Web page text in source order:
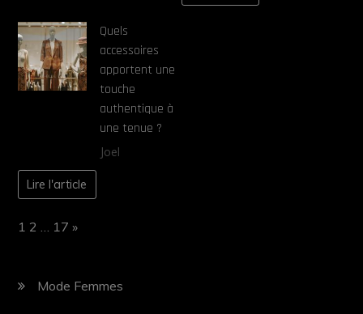
Quels
accessoires
apportent une
touche
authentique à
une tenue ?
Joel
Lire l'article
Page:
1 2 17 Next
»
Mode Femmes